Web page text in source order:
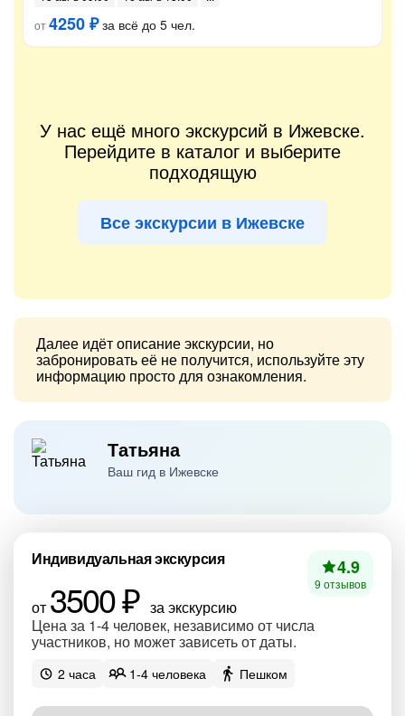
от4250 ₽за всё до 5 чел.
У нас ещё много экскурсий в Ижевске.
Перейдите в каталог и выберите
подходящую
Все экскурсии в Ижевске
Далее идёт описание экскурсии, но
забронировать её не получится, используйте эту
информацию просто для ознакомления.
Татьяна
Ваш гид в Ижевске
Индивидуальная экскурсия
от 3500 ₽ за экскурсию
Цена за 1-4 человек, независимо от числа
участников, но может зависеть от даты.
4.9
9 отзывов
2 часа 1-4 человека Пешком